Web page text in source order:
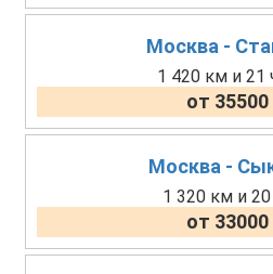
Москва -
1 420 км и 21
от 35500
Москва -
1 320 км и
от 33000